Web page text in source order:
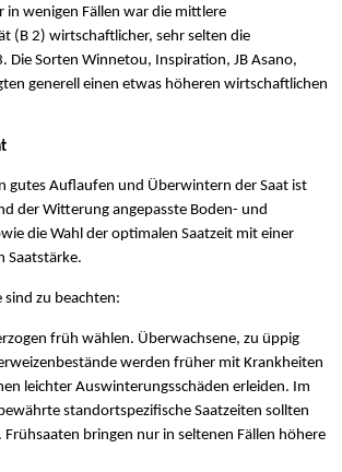
wenigen Fällen war die mittlere
(B 2) wirtschaftlicher, sehr selten die
Die Sorten Winnetou, Inspiration, JB Asano,
generell einen etwas höheren wirtschaftlichen
gutes Auflaufen und Überwintern der Saat ist
der Witterung angepasste Boden- und
die Wahl der optimalen Saatzeit mit einer
Saatstärke.
sind zu beachten:
früh wählen. Überwachsene, zu üppig
werden früher mit Krankheiten
leichter Auswinterungsschäden erleiden. Im
standortspezifische Saatzeiten sollten
bringen nur in seltenen Fällen höhere